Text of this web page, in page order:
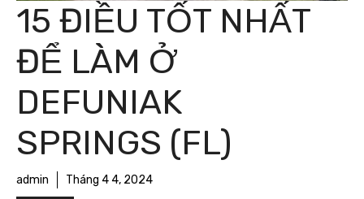
15 ĐIỀU TỐT NHẤT
ĐỂ LÀM Ở
DEFUNIAK
SPRINGS (FL)
admin Tháng 4 4, 2024